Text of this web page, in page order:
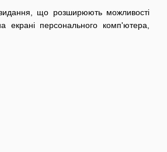
що розширюють можливості
екрані персонального комп'ютера,